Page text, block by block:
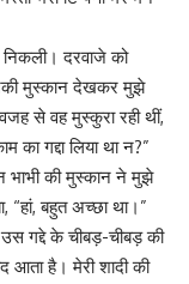
दरवाजे को
मुस्कान देखकर मुझे
से वह मुस्कुरा रही थीं,
का गद्दा लिया था न?”
भाभी की मुस्कान ने मुझे
“हां, बहुत अच्छा था।”
गद्दे के चीबड़-चीबड़ की
आता है। मेरी शादी की